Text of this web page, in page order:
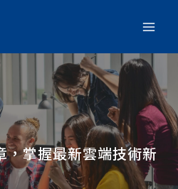
，掌握最新雲端技術新